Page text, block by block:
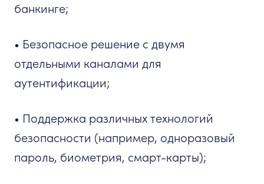
банкинге;
• Безопасное решение с двумя
отдельными каналами для
аутентификации;
• Поддержка различных технологий
безопасности (например, одноразовый
пароль, биометрия, смарт-карты);